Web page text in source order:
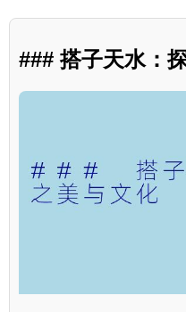
### 搭子天水：